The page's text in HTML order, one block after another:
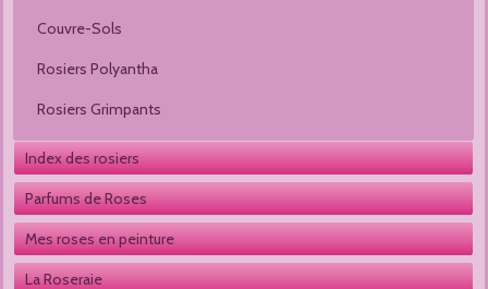
Couvre-Sols
Rosiers Polyantha
Rosiers Grimpants
Index des rosiers
Parfums de Roses
Mes roses en peinture
La Roseraie